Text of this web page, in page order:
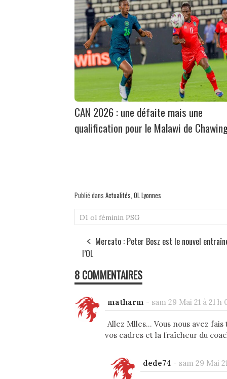
CAN 2026 : une défaite mais une
qualification pour le Malawi de
Publié dans Actualités, OL Lyonnes
D1 ol féminin PSG
Mercato : Peter Bosz est le nouvel
l’OL
8 COMMENTAIRES
matharm - sam 29 Mai 21 à 21 h
Allez Mlles... Vous nous avez
vos cadres et la fraîcheur du
dede74 - sam 29 Mai